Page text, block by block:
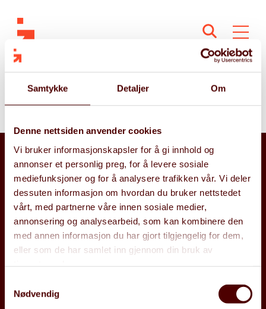
Samtykke Detaljer Om
Denne nettsiden anvender cookies
Vi bruker informasjonskapsler for å gi innhold og
annonser et personlig preg, for å levere sosiale
mediefunksjoner og for å analysere trafikken vår. Vi deler
dessuten informasjon om hvordan du bruker nettstedet
vårt, med partnerne våre innen sosiale medier,
annonsering og analysearbeid, som kan kombinere den
med annen informasjon du har gjort tilgjengelig for dem,
eller som de har samlet inn gjennom din bruk av
Nødvendig
Thomas Dahl
Gunnerud
Snarveier
Kurs
Vil du jobbe
hos Gritera?